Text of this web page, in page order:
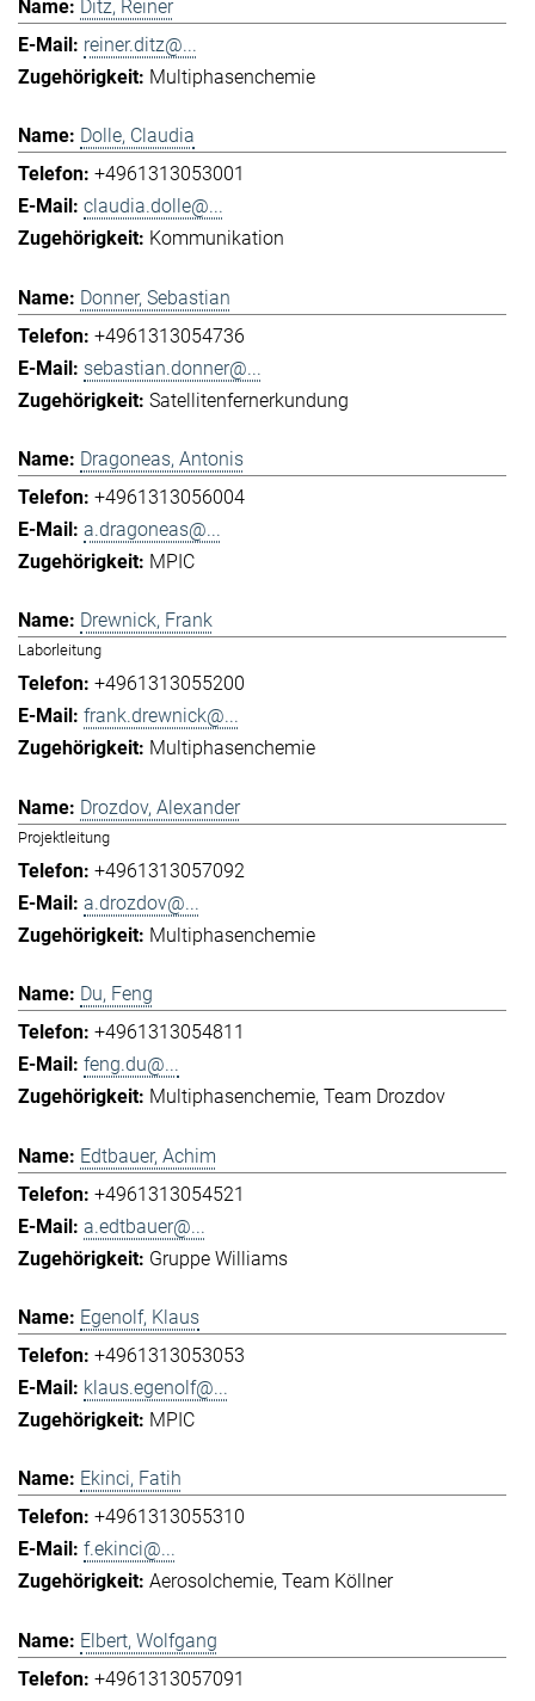
Ditz, Reiner
reiner.ditz@...
Multiphasenchemie
Dolle, Claudia
+4961313053001
claudia.dolle@...
Kommunikation
Donner, Sebastian
+4961313054736
sebastian.donner@...
Satellitenfernerkundung
Dragoneas, Antonis
+4961313056004
a.dragoneas@...
MPIC
Drewnick, Frank
Laborleitung
+4961313055200
frank.drewnick@...
Multiphasenchemie
Drozdov, Alexander
Projektleitung
+4961313057092
a.drozdov@...
Multiphasenchemie
Du, Feng
+4961313054811
feng.du@...
Multiphasenchemie Team Drozdov
Edtbauer, Achim
+4961313054521
a.edtbauer@...
Gruppe Williams
Egenolf, Klaus
+4961313053053
klaus.egenolf@...
MPIC
Ekinci, Fatih
+4961313055310
f.ekinci@...
Aerosolchemie Team Köllner
Elbert, Wolfgang
+4961313057091